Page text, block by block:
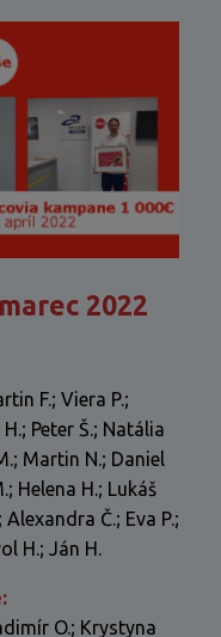
2022
F.; Viera P.;
Peter Š.; Natália
Martin N.; Daniel
Helena H.; Lukáš
Alexandra Č.; Eva P.;
H.; Ján H.
O.; Krystyna